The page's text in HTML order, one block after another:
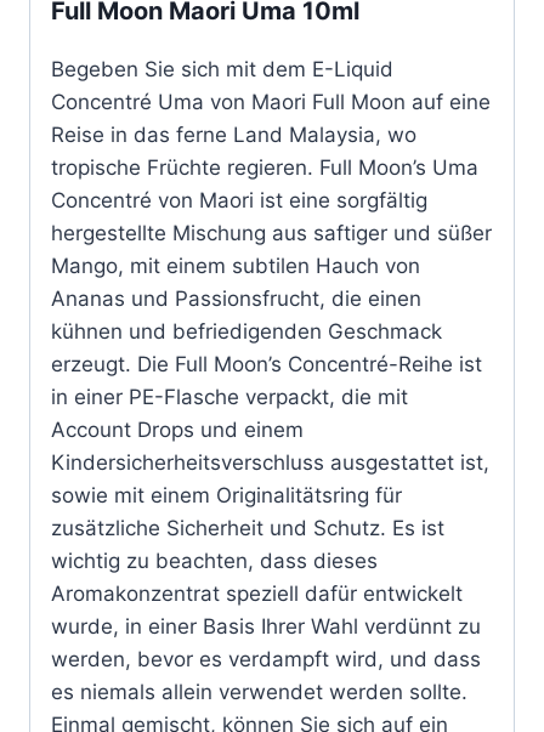
Full Moon Maori Uma 10ml
Begeben Sie sich mit dem E-Liquid
Concentré Uma von Maori Full Moon auf eine
Reise in das ferne Land Malaysia, wo
tropische Früchte regieren. Full Moon’s Uma
Concentré von Maori ist eine sorgfältig
hergestellte Mischung aus saftiger und süßer
Mango, mit einem subtilen Hauch von
Ananas und Passionsfrucht, die einen
kühnen und befriedigenden Geschmack
erzeugt. Die Full Moon’s Concentré-Reihe ist
in einer PE-Flasche verpackt, die mit
Account Drops und einem
Kindersicherheitsverschluss ausgestattet ist,
sowie mit einem Originalitätsring für
zusätzliche Sicherheit und Schutz. Es ist
wichtig zu beachten, dass dieses
Aromakonzentrat speziell dafür entwickelt
wurde, in einer Basis Ihrer Wahl verdünnt zu
werden, bevor es verdampft wird, und dass
es niemals allein verwendet werden sollte.
Einmal gemischt, können Sie sich auf ein